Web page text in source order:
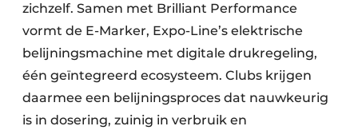
zichzelf. Samen met Brilliant Performance
vormt de E-Marker, Expo-Line’s elektrische
belijningsmachine met digitale drukregeling,
één geïntegreerd ecosysteem. Clubs krijgen
daarmee een belijningsproces dat nauwkeurig
is in dosering, zuinig in verbruik en